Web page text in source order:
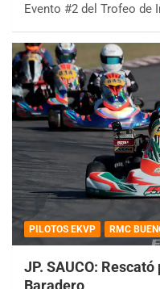
Evento #2 del Trofeo de
PILOTOS EKVP RMC
JP. SAUCO:
Baradero